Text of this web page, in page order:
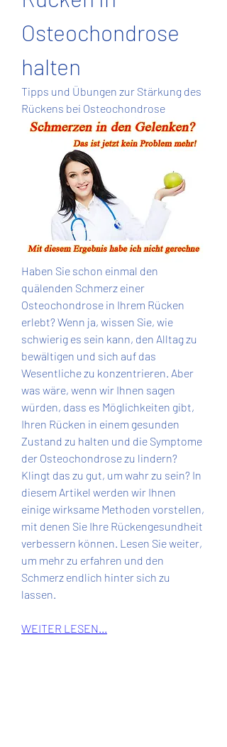
Osteochondrose
halten
Tipps und Übungen zur Stärkung des
Rückens bei Osteochondrose
Haben Sie schon einmal den
quälenden Schmerz einer
Osteochondrose in Ihrem Rücken
erlebt? Wenn ja, wissen Sie, wie
schwierig es sein kann, den Alltag zu
bewältigen und sich auf das
Wesentliche zu konzentrieren. Aber
was wäre, wenn wir Ihnen sagen
würden, dass es Möglichkeiten gibt,
Ihren Rücken in einem gesunden
Zustand zu halten und die Symptome
der Osteochondrose zu lindern?
Klingt das zu gut, um wahr zu sein? In
diesem Artikel werden wir Ihnen
einige wirksame Methoden vorstellen,
mit denen Sie Ihre Rückengesundheit
verbessern können. Lesen Sie weiter,
um mehr zu erfahren und den
Schmerz endlich hinter sich zu
lassen.
WEITER LESEN...